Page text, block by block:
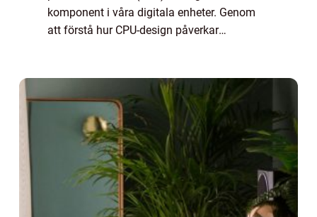
komponent i våra digitala enheter. Genom
att förstå hur CPU-design påverkar